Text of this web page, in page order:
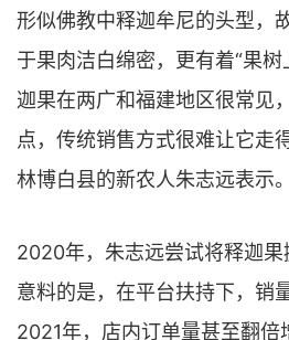
形似佛教中释迦牟尼的头型，
于果肉洁白绵密，更有着“果树
迦果在两广和福建地区很常见
点，传统销售方式很难让它走
林博白县的新农人朱志远表示。
2020年，朱志远尝试将释迦
意料的是，在平台扶持下，销
2021年，店内订单量甚至翻倍